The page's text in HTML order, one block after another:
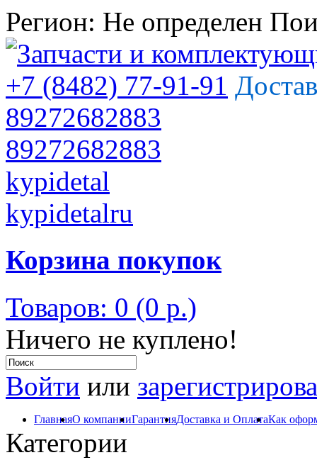
Регион: Не определен
+7 (8482) 77-91-91
89272682883
89272682883
kypidetal
kypidetalru
Корзина покупок
Товаров: 0 (0 р.)
Ничего не куплено!
Войти или
ГлавнаяО компанииГарантияДоставка и ОплатаКак
Категории